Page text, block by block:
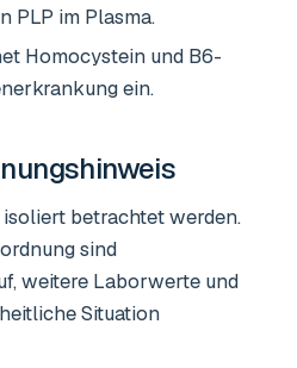
PLP im Plasma.
Homocystein und B6-
ein.
betrachtet werden.
sind
weitere Laborwerte und
Situation